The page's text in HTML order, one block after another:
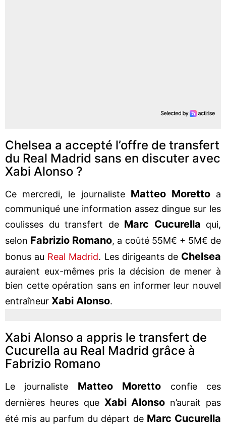
Chelsea a accepté l’offre de transfert
du Real Madrid sans en discuter avec
Xabi Alonso ?
Ce mercredi, le journaliste Matteo Moretto a
communiqué une information assez dingue sur les
coulisses du transfert de Marc Cucurella qui,
selon Fabrizio Romano, a coûté 55M€ + 5M€ de
bonus au Real Madrid. Les dirigeants de Chelsea
auraient eux-mêmes pris la décision de mener à
bien cette opération sans en informer leur nouvel
entraîneur Xabi Alonso.
Xabi Alonso a appris le transfert de
Cucurella au Real Madrid grâce à
Fabrizio Romano
Le journaliste Matteo Moretto
confie ces
dernières heures que Xabi Alonso n’aurait pas
été mis au parfum du départ de Marc Cucurella